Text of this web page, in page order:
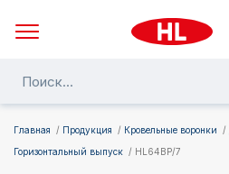
Главная Продукция Кровельные воронки
Горизонтальный выпуск
HL64BP/7